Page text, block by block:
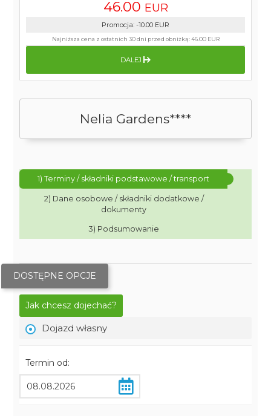
Nelia Gardens****
1) Terminy / składniki podstawowe / transport
2) Dane osobowe / składniki dodatkowe /
dokumenty
3) Podsumowanie
DOSTĘPNE OPCJE
Jak chcesz dojechać?
Dojazd własny
Termin od:
46.00 EUR
Promocja: -10.00 EUR
Najniższa cena z ostatnich 30 dni przed obniżką:46.00 EUR
DALEJ